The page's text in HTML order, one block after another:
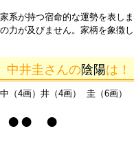
家系が持つ宿命的な運勢を表し
の力が及びません。家柄を象徴
中井圭さんの陰陽は！
中（4画）井（4画） 圭（6画）
●● ●